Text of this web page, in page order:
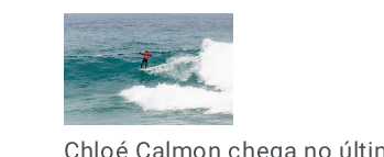
Chloé Calmon chega no